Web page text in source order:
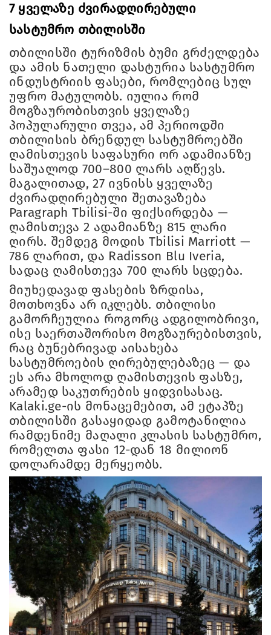
7 ყველაზე ძვირადღირებული
სასტუმრო თბილისში
თბილისში ტურიზმის ბუმი გრძელდება
და ამის ნათელი დასტურია სასტუმრო
ინდუსტრიის ფასები, რომლებიც სულ
უფრო მატულობს. იულია რომ
მოგზაურობისთვის ყველაზე
პოპულარული თვეა, ამ პერიოდში
თბილისის ბრენდულ სასტუმროებში
ღამისთევის საფასური ორ ადამიანზე
საშუალოდ 700–800 ლარს აღწევს.
მაგალითად, 27 ივნისს ყველაზე
ძვირადღირებული შეთავაზება
Paragraph Tbilisi-ში ფიქსირდება —
ღამისთევა 2 ადამიანზე 815 ლარი
ღირს. შემდეგ მოდის Tbilisi Marriott —
786 ლარით, და Radisson Blu Iveria,
სადაც ღამისთევა 700 ლარს სცდება.
მიუხედავად ფასების ზრდისა,
მოთხოვნა არ იკლებს. თბილისი
გამორჩეულია როგორც ადგილობრივი,
ისე საერთაშორისო მოგზაურებისთვის,
რაც ბუნებრივად აისახება
სასტუმროების ღირებულებაზეც — და
ეს არა მხოლოდ ღამისთევის ფასზე,
არამედ საკუთრების ყიდვისასაც.
Kalaki.ge-ის მონაცემებით, ამ ეტაპზე
თბილისში გასაყიდად გამოტანილია
რამდენიმე მაღალი კლასის სასტუმრო,
რომელთა ფასი 12-დან 18 მილიონ
დოლარამდე მერყეობს.